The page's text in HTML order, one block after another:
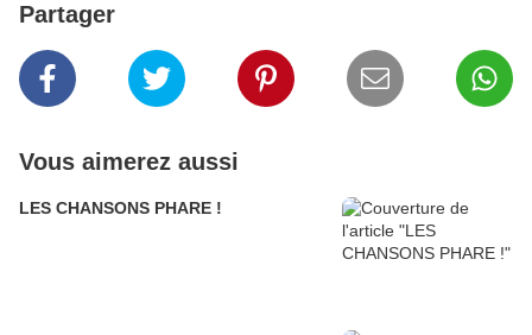
Partager
Vous aimerez aussi
LES CHANSONS PHARE !